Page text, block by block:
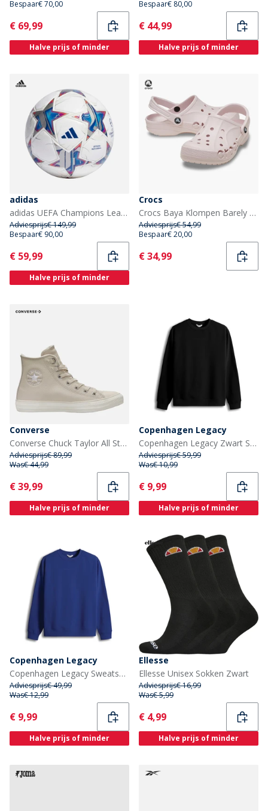
Bespaar€ 70,00
Current
€ 69,99
Halve prijs of minder
Bespaar€ 80,00
Current
€ 44,99
Halve prijs of minder
adidas
adidas UEFA Champions League 23/24 Officiële Pro Match Voetbal (FIFA Quality Pro Gecertificeerd) Wit/Silver Metallic/Bright Cyan/Royal Blue
Adviesprijs€ 149,99
Bespaar€ 90,00
Current
€ 59,99
Halve prijs of minder
Crocs
Crocs Baya Klompen Barely Pink
Adviesprijs€ 54,99
Bespaar€ 20,00
Current
€ 34,99
Converse
Converse Chuck Taylor All Star Hi Leder Sneakers Light Dune/Egret/Light Dune
Adviesprijs€ 89,99
Was€ 44,99
Current
€ 39,99
Halve prijs of minder
Copenhagen Legacy
Copenhagen Legacy Zwart Sweatshirt Man
Adviesprijs€ 59,99
Was€ 10,99
Current
€ 9,99
Halve prijs of minder
Copenhagen Legacy
Copenhagen Legacy Sweatshirt Kobalt Blauw
Adviesprijs€ 49,99
Was€ 12,99
Current
€ 9,99
Halve prijs of minder
Ellesse
Ellesse Unisex Sokken Zwart
Adviesprijs€ 16,99
Was€ 5,99
Current
€ 4,99
Halve prijs of minder